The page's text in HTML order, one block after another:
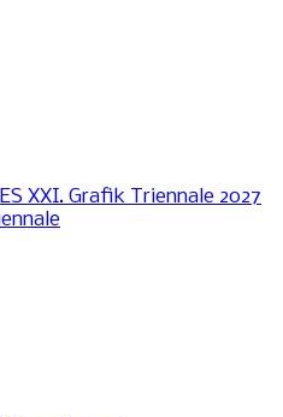
XXI. Grafik Triennale 2027